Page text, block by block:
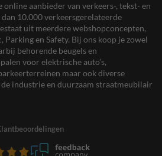
aanbieder van verkeers-, tekst- en
10.000 verkeersgerelateerde
uit meerdere webshopconcepten,
en Safety. Bij ons koop je zowel
behorende beugels en
voor elektrische auto’s,
maar ook diverse
industrie en duurzaam straatmeubilair